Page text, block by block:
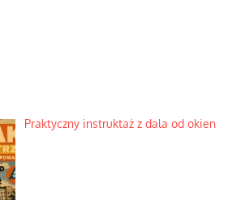
Praktyczny instruktaż z dala od okien